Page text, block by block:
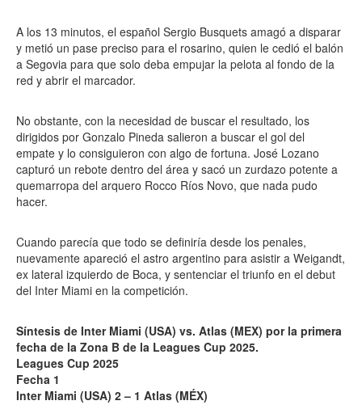
A los 13 minutos, el español Sergio Busquets amagó a disparar
y metió un pase preciso para el rosarino, quien le cedió el balón
a Segovia para que solo deba empujar la pelota al fondo de la
red y abrir el marcador.
No obstante, con la necesidad de buscar el resultado, los
dirigidos por Gonzalo Pineda salieron a buscar el gol del
empate y lo consiguieron con algo de fortuna. José Lozano
capturó un rebote dentro del área y sacó un zurdazo potente a
quemarropa del arquero Rocco Ríos Novo, que nada pudo
hacer.
Cuando parecía que todo se definiría desde los penales,
nuevamente apareció el astro argentino para asistir a Weigandt,
ex lateral izquierdo de Boca, y sentenciar el triunfo en el debut
del Inter Miami en la competición.
Síntesis de Inter Miami (USA) vs. Atlas (MEX) por la primera
fecha de la Zona B de la Leagues Cup 2025.
Leagues Cup 2025
Fecha 1
Inter Miami (USA) 2 – 1 Atlas (MÉX)